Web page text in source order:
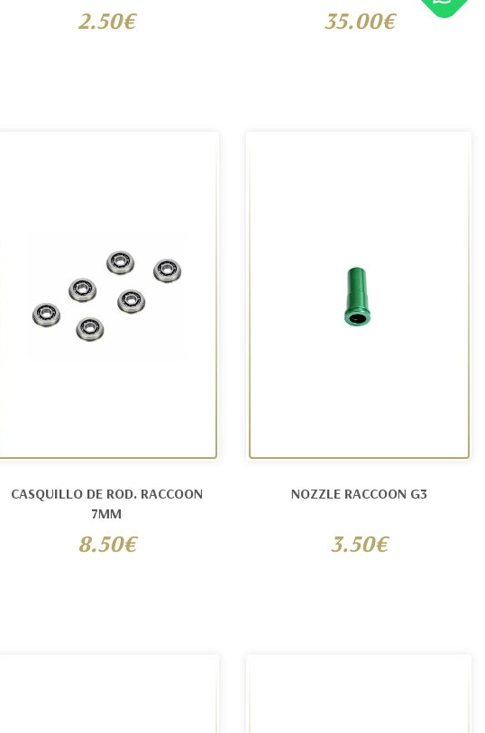
2.50€ 35.00€
CASQUILLO DE ROD. RACCOON
7MM
8.50€
NOZZLE RACCOON G3
3.50€